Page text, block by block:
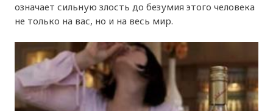
означает сильную злость до безумия этого человека
не только на вас, но и на весь мир.